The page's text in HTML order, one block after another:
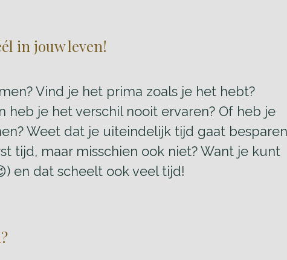
in jouw leven!
Vind je het prima zoals je het hebt?
heb je het verschil nooit ervaren? Of heb je
Weet dat je uiteindelijk tijd gaat besparen
tijd, maar misschien ook niet? Want je kunt
en dat scheelt ook veel tijd!